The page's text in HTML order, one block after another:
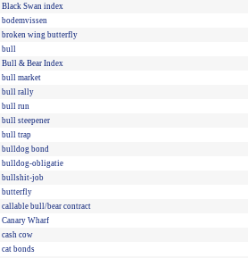
Black Swan index
bodemvissen
broken wing butterfly
bull
Bull & Bear Index
bull market
bull rally
bull run
bull steepener
bull trap
bulldog bond
bulldog-obligatie
bullshit-job
butterfly
callable bull/bear contract
Canary Wharf
cash cow
cat bonds